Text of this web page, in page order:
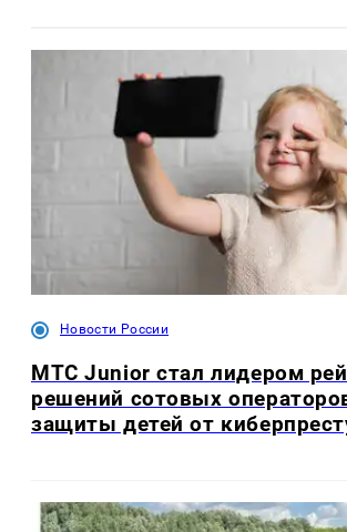
Новости России
МТС Junior стал лидером
решений сотовых
защиты детей от